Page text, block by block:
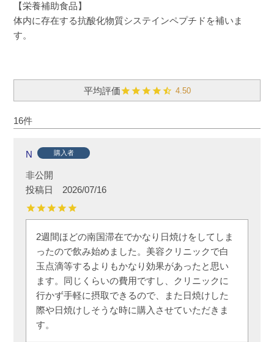
【栄養補助食品】
体内に存在する抗酸化物質システインペプチドを補いま
す。
4.50
16
N 購入者
非公開
投稿日
2026/07/16
2週間ほどの南国滞在でかなり日焼けをしてしま
ったので飲み始めました。美容クリニックで白
玉点滴等するよりもかなり効果があったと思い
ます。同じくらいの費用ですし、クリニックに
行かず手軽に摂取できるので、また日焼けした
際や日焼けしそうな時に購入させていただきま
す。